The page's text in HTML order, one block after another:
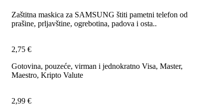
Zaštitna maskica za SAMSUNG štiti pametni telefon od
prašine, prljavštine, ogrebotina, padova i osta..
2,75 €
Gotovina, pouzeće, virman i jednokratno Visa, Master,
Maestro, Kripto Valute
2,99 €